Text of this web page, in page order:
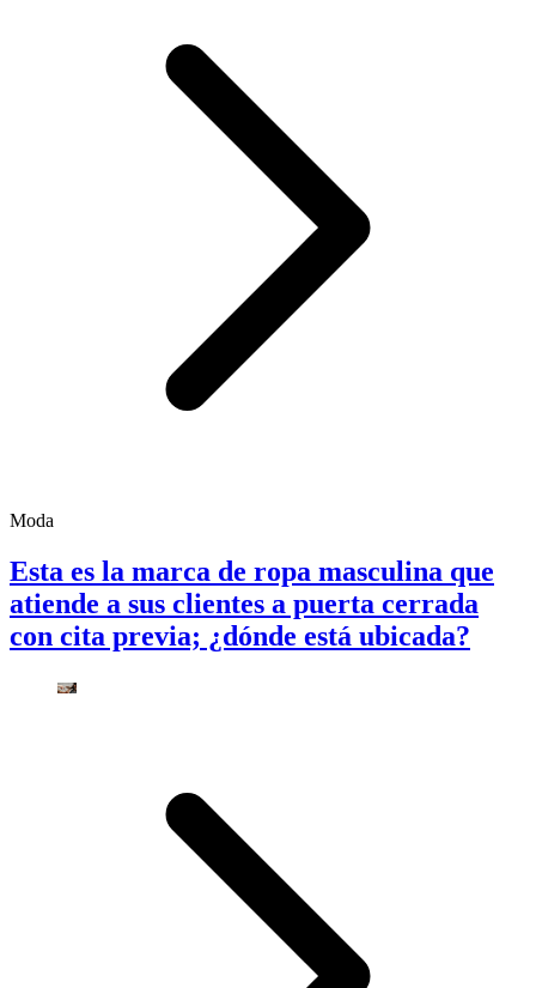
Moda
Esta es la marca de ropa masculina que
atiende a sus clientes a puerta cerrada
con cita previa; ¿dónde está ubicada?